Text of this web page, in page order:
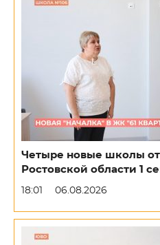
Четыре новые школы
Ростовской области 1
18:01 06.08.2026